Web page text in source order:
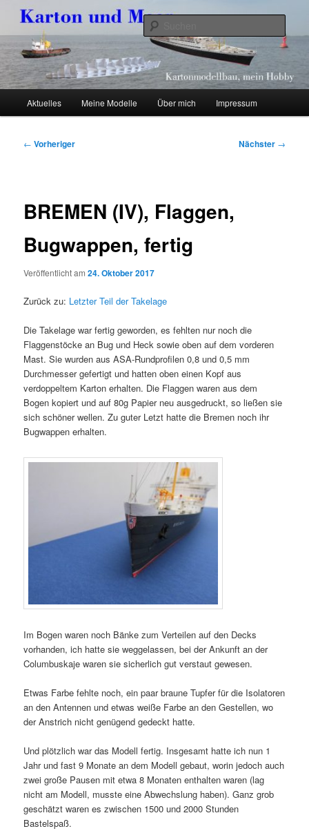
primären
Inhalt
springenKarton und Meer
Kartonmodellbau, mein Hobby
Aktuelles Meine Modelle Über mich Impressum
Beitragsnavigation
← Vorheriger Nächster →
BREMEN (IV), Flaggen,
Bugwappen, fertig
Veröffentlicht am24. Oktober 2017
Zurück zu: Letzter Teil der Takelage
Die Takelage war fertig geworden, es fehlten nur noch die
Flaggenstöcke an Bug und Heck sowie oben auf dem vorderen
Mast. Sie wurden aus ASA-Rundprofilen 0,8 und 0,5 mm
Durchmesser gefertigt und hatten oben einen Kopf aus
verdoppeltem Karton erhalten. Die Flaggen waren aus dem
Bogen kopiert und auf 80g Papier neu ausgedruckt, so ließen sie
sich schöner wellen. Zu guter Letzt hatte die Bremen noch ihr
Bugwappen erhalten.
Im Bogen waren noch Bänke zum Verteilen auf den Decks
vorhanden, ich hatte sie weggelassen, bei der Ankunft an der
Columbuskaje waren sie sicherlich gut verstaut gewesen.
Etwas Farbe fehlte noch, ein paar braune Tupfer für die Isolatoren
an den Antennen und etwas weiße Farbe an den Gestellen, wo
der Anstrich nicht genügend gedeckt hatte.
Und plötzlich war das Modell fertig. Insgesamt hatte ich nun 1
Jahr und fast 9 Monate an dem Modell gebaut, worin jedoch auch
zwei große Pausen mit etwa 8 Monaten enthalten waren (lag
nicht am Modell, musste eine Abwechslung haben). Ganz grob
geschätzt waren es zwischen 1500 und 2000 Stunden
Bastelspaß.